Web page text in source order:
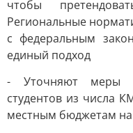
чтобы
Региональные
с федеральным
единый подход
- Уточняют меры
студентов из числа
местным бюджетам